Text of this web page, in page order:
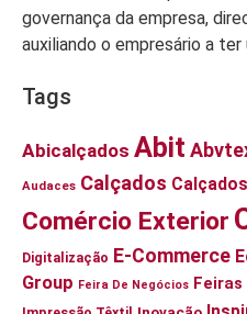
governança da empresa,
auxiliando o empresário a ter
Tags
Abicalçados Abit
Audaces Calçados
Comércio Exterior
Digitalização E-Commerce
Group Feira De Negócios Feiras